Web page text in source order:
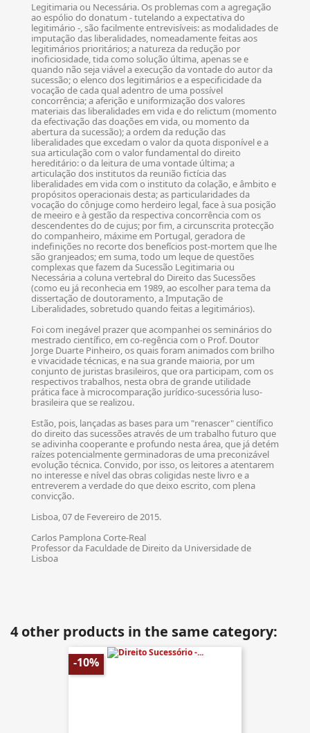
Legitimaria ou Necessária. Os problemas com a agregação
ao espólio do donatum - tutelando a expectativa do
legitimário -, são facilmente entrevisíveis: as modalidades de
imputação das liberalidades, nomeadamente feitas aos
legitimários prioritários; a natureza da redução por
inoficiosidade, tida como solução última, apenas se e
quando não seja viável a execução da vontade do autor da
sucessão; o elenco dos legitimários e a especificidade da
vocação de cada qual adentro de uma possível
concorrência; a aferição e uniformização dos valores
materiais das liberalidades em vida e do relictum (momento
da efectivação das doações em vida, ou momento da
abertura da sucessão); a ordem da redução das
liberalidades que excedam o valor da quota disponível e a
sua articulação com o valor fundamental do direito
hereditário: o da leitura de uma vontade última; a
articulação dos institutos da reunião fictícia das
liberalidades em vida com o instituto da colação, e âmbito e
propósitos operacionais desta; as particularidades da
vocação do cônjuge como herdeiro legal, face à sua posição
de meeiro e à gestão da respectiva concorrência com os
descendentes do de cujus; por fim, a circunscrita protecção
do companheiro, máxime em Portugal, geradora de
indefinições no recorte dos benefícios post-mortem que lhe
são granjeados; em suma, todo um leque de questões
complexas que fazem da Sucessão Legitimaria ou
Necessária a coluna vertebral do Direito das Sucessões
(como eu já reconhecia em 1989, ao escolher para tema da
dissertação de doutoramento, a Imputação de
Liberalidades, sobretudo quando feitas a legitimários).
Foi com inegável prazer que acompanhei os seminários do
mestrado científico, em co-regência com o Prof. Doutor
Jorge Duarte Pinheiro, os quais foram animados com brilho
e vivacidade técnicas, e na sua grande maioria, por um
conjunto de juristas brasileiros, que ora participam, com os
respectivos trabalhos, nesta obra de grande utilidade
prática face à microcomparação jurídico-sucessória luso-
brasileira que se realizou.
Estão, pois, lançadas as bases para um "renascer" científico
do direito das sucessões através de um trabalho futuro que
se adivinha cooperante e profundo nesta área, que já detém
raízes potencialmente germinadoras de uma preconizável
evolução técnica. Convido, por isso, os leitores a atentarem
no interesse e nível das obras coligidas neste livro e a
entreverem a verdade do que deixo escrito, com plena
convicção.
Lisboa, 07 de Fevereiro de 2015.
Carlos Pamplona Corte-Real
Professor da Faculdade de Direito da Universidade de
Lisboa
4 other products in the same category:
-10%